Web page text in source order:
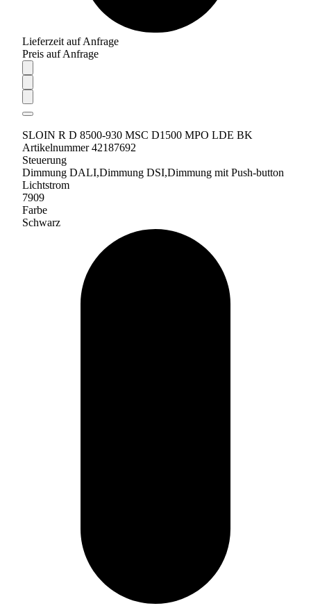
Lieferzeit auf Anfrage
Preis auf Anfrage
SLOIN R D 8500-930 MSC D1500 MPO LDE BK
Artikelnummer 42187692
Steuerung
Dimmung DALI,Dimmung DSI,Dimmung mit Push-button
Lichtstrom
7909
Farbe
Schwarz